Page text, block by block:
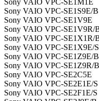
Sony VAIO VPC-SE1M1E
Sony VAIO VPC-SE1S9E/B
Sony VAIO VPC-SE1V9E
Sony VAIO VPC-SE1V9R/
Sony VAIO VPC-SE1X1R/
Sony VAIO VPC-SE1X9E/S
Sony VAIO VPC-SE1Z9E/B
Sony VAIO VPC-SE1Z9R/B
Sony VAIO VPC-SE2C5E
Sony VAIO VPC-SE2E1E/S
Sony VAIO VPC-SE2F1E/S